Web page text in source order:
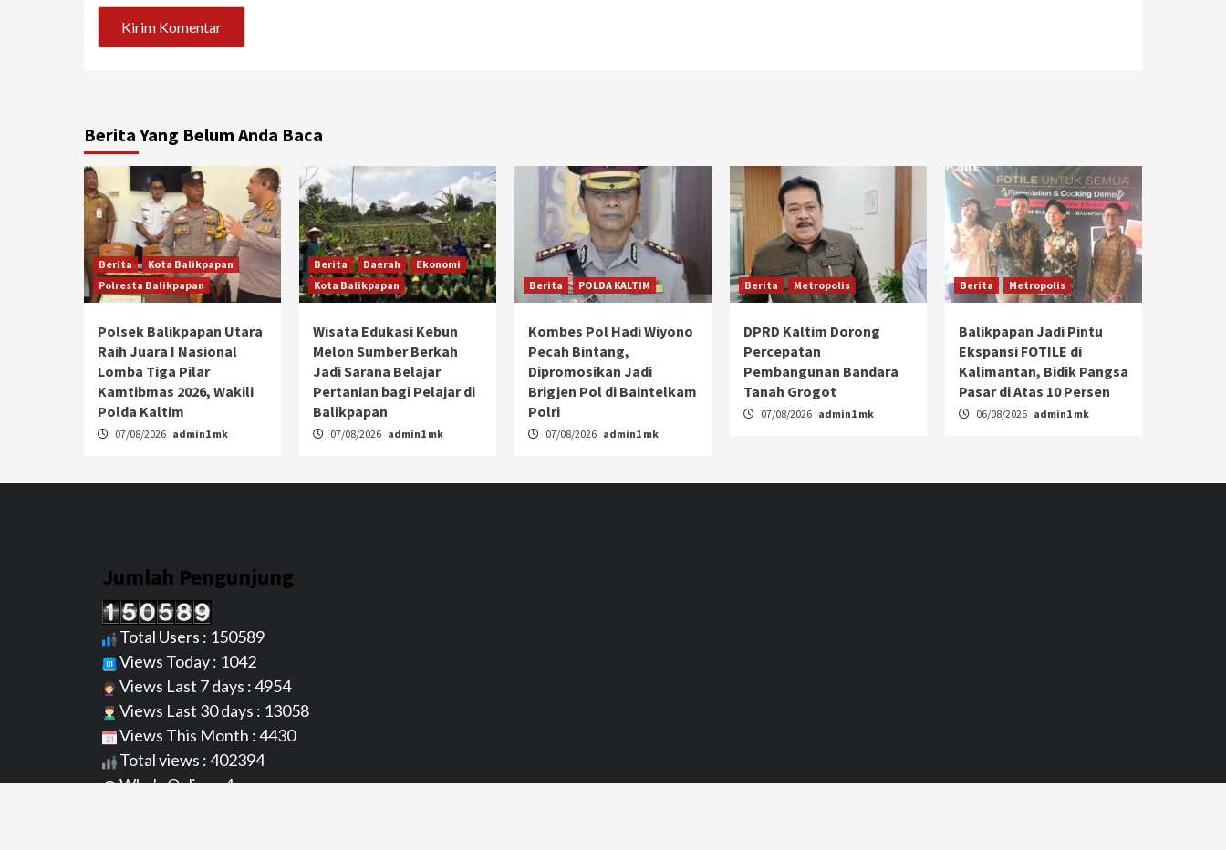
Berita Yang Belum Anda Baca
Berita
Kota Balikpapan
Polresta Balikpapan
Polsek Balikpapan Utara
Raih Juara I Nasional
Lomba Tiga Pilar
Kamtibmas 2026, Wakili
Polda Kaltim
07/08/2026 admin1 mk
Berita Daerah
Ekonomi
Kota Balikpapan
Wisata Edukasi Kebun
Melon Sumber Berkah
Jadi Sarana Belajar
Pertanian bagi Pelajar di
Balikpapan
07/08/2026 admin1 mk
Berita POLDA KALTIM
Kombes Pol Hadi Wiyono
Pecah Bintang,
Dipromosikan Jadi
Brigjen Pol di Baintelkam
Polri
07/08/2026 admin1 mk
Berita Metropolis
DPRD Kaltim Dorong
Percepatan
Pembangunan Bandara
Tanah Grogot
07/08/2026 admin1 mk
Berita Metropolis
Balikpapan Jadi Pintu
Ekspansi FOTILE di
Kalimantan, Bidik Pangsa
Pasar di Atas 10 Persen
06/08/2026 admin1 mk
Jumlah Pengunjung
Total Users : 150589
Views Today : 1042
Views Last 7 days : 4954
Views Last 30 days : 13058
Views This Month : 4430
Total views : 402394
Who's Online : 4